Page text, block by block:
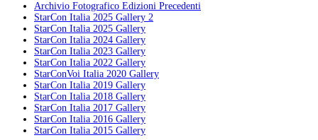
Archivio Fotografico Edizioni Precedenti
StarCon Italia 2025 Gallery 2
StarCon Italia 2025 Gallery
StarCon Italia 2024 Gallery
StarCon Italia 2023 Gallery
StarCon Italia 2022 Gallery
StarConVoi Italia 2020 Gallery
StarCon Italia 2019 Gallery
StarCon Italia 2018 Gallery
StarCon Italia 2017 Gallery
StarCon Italia 2016 Gallery
StarCon Italia 2015 Gallery